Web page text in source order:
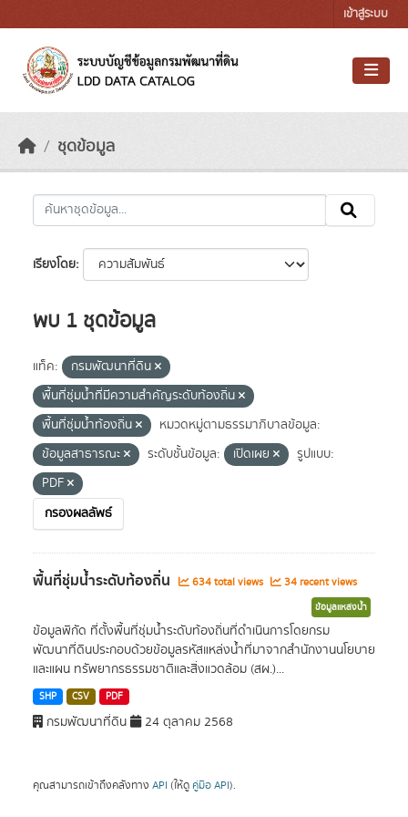
เข้าสู่ระบบ
ชุดข้อมูล
เรียงโดย
พบ 1 ชุดข้อมูล
แท็ค:
กรมพัฒนาที่ดิน
พื้นที่ชุ่มน้ำที่มีความสําคัญระดับท้องถิ่น
พื้นที่ชุ่มน้ำท้องถิ่น
หมวดหมู่ตามธรรมาภิบาลข้อมูล:
ข้อมูลสาธารณะ
ระดับชั้นข้อมูล: เปิดเผย
รูปแบบ:
PDF
กรองผลลัพธ์
พื้นที่ชุ่มน้ำระดับท้องถิ่น 634 total views 34 recent views
ข้อมูลแหล่งน้ำ
ข้อมูลพิกัด ที่ตั้งพื้นที่ชุ่มน้ำระดับท้องถิ่นที่ดำเนินการโดยกรม
พัฒนาที่ดินประกอบด้วยข้อมูลรหัสแหล่งน้ำที่มาจากสำนักงานนโยบาย
และแผน ทรัพยากรธรรมชาติและสิ่งแวดล้อม (สผ.)...
SHP CSV PDF
กรมพัฒนาที่ดิน 24 ตุลาคม 2568
คุณสามารถเข้าถึงคลังทาง API (ให้ดู คู่มือ API).